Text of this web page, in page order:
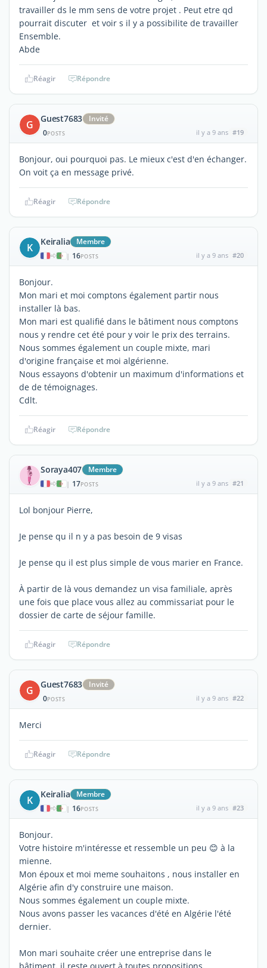
travailler ds le mm sens de votre projet . Peut etre qd
pourrait discuter et voir s il y a possibilite de travailler
Ensemble.
Abde
Réagir Répondre
G Guest7683
Invité
0POSTS il y a 9 ans #19
Bonjour, oui pourquoi pas. Le mieux c'est d'en échanger.
On voit ça en message privé.
Réagir Répondre
K Keiralia Membre
| 16POSTS il y a 9 ans #20
Bonjour.
Mon mari et moi comptons également partir nous
installer là bas.
Mon mari est qualifié dans le bâtiment nous comptons
nous y rendre cet été pour y voir le prix des terrains.
Nous sommes également un couple mixte, mari
d'origine française et moi algérienne.
Nous essayons d'obtenir un maximum d'informations et
de de témoignages.
Cdlt.
Réagir Répondre
Soraya407 Membre
| 17POSTS il y a 9 ans #21
Lol bonjour Pierre,
Je pense qu il n y a pas besoin de 9 visas
Je pense qu il est plus simple de vous marier en France.
À partir de là vous demandez un visa familiale, après
une fois que place vous allez au commissariat pour le
dossier de carte de séjour famille.
Réagir Répondre
G Guest7683
Invité
0POSTS il y a 9 ans #22
Merci
Réagir Répondre
K Keiralia Membre
| 16POSTS il y a 9 ans #23
Bonjour.
Votre histoire m'intéresse et ressemble un peu 😊 à la
mienne.
Mon époux et moi meme souhaitons , nous installer en
Algérie afin d'y construire une maison.
Nous sommes également un couple mixte.
Nous avons passer les vacances d'été en Algérie l'été
dernier.
Mon mari souhaite créer une entreprise dans le